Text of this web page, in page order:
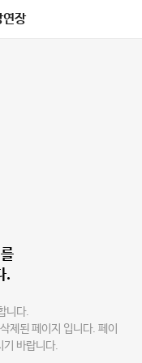
연장
.
니다.
제된 페이지 입니다. 페이
기 바랍니다.